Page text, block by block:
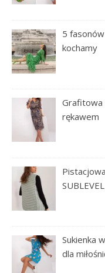
5
kochamy
Grafitowa
rękawem
SUBLEVEL
Sukienka
dla